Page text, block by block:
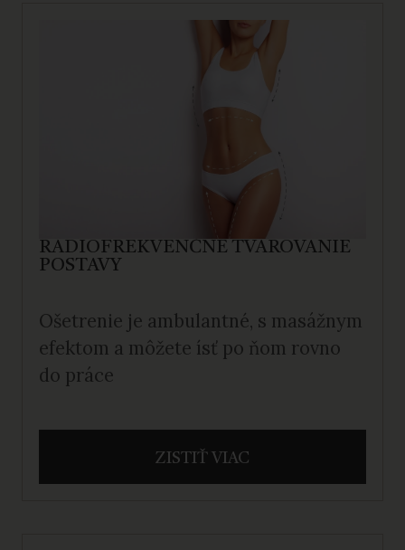
RÁDIOFREKVENČNÉ TVAROVANIE
POSTAVY
Ošetrenie je ambulantné, s masážnym
efektom a môžete ísť po ňom rovno
do práce
ZISTIŤ VIAC